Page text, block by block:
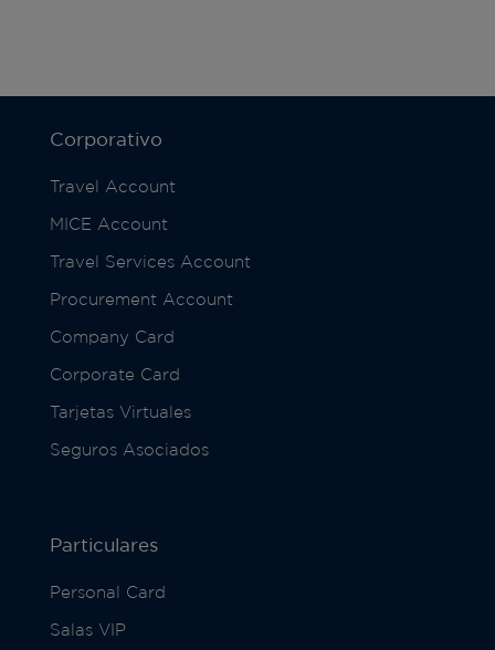
Corporativo
Travel Account
MICE Account
Travel Services Account
Procurement Account
Company Card
Corporate Card
Tarjetas Virtuales
Seguros Asociados
Particulares
Personal Card
Salas VIP